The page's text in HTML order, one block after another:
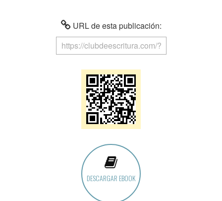
URL de esta publicación:
DESCARGAR EBOOK